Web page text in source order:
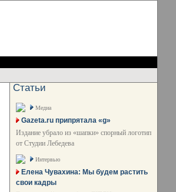
Статьи
Медиа
Gazeta.ru припрятала «g»
Издание убрало из «шапки» спорный логотип
от Студии Лебедева
Интервью
Елена Чувахина: Мы будем растить
свои кадры